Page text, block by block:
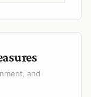
and